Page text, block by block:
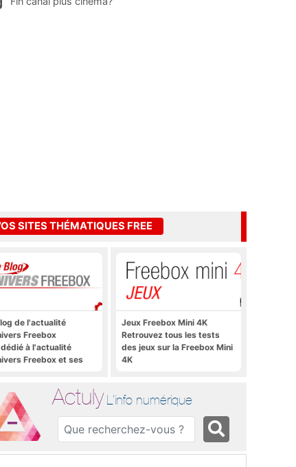
SITES THÉMATIQUES FREE
de l'actualité
Freebox
à l'actualité
Freebox et ses
Actuly, à
etc.
Jeux Freebox Mini 4K
Retrouvez tous les tests
des jeux sur la Freebox Mini
4K
Actuly L'info numérique